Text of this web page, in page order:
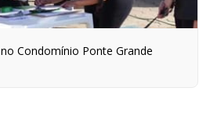
Condomínio Ponte Grande